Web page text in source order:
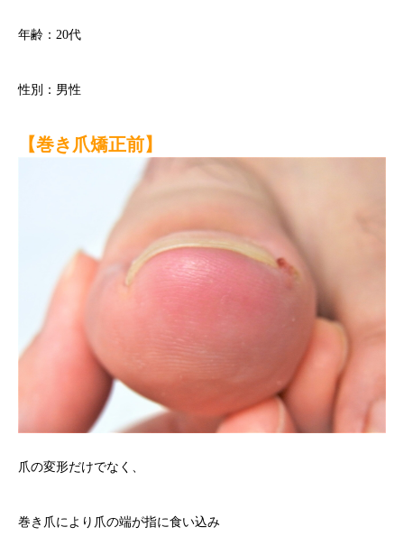
年齢：20代
性別：男性
【巻き爪矯正前】
爪の変形だけでなく、
巻き爪により爪の端が指に食い込み